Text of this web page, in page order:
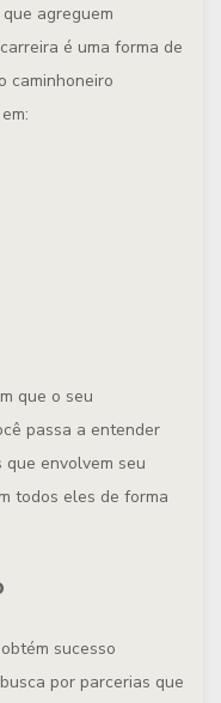
agreguem
é uma forma de
caminhoneiro
que o seu
passa a entender
que envolvem seu
todos eles de forma
sucesso
por parcerias que